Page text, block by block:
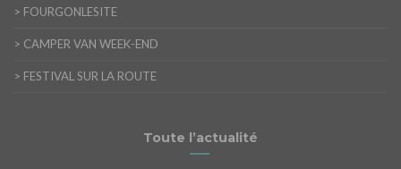
> FOURGONLESITE
> CAMPER VAN WEEK-END
> FESTIVAL SUR LA ROUTE
Toute l’actualité